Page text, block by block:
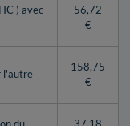
) avec
56,72
€
l'autre
158,75
€